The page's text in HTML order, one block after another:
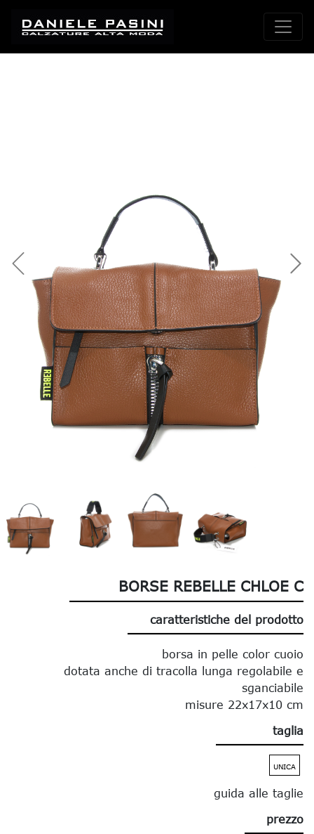
BORSE REBELLE CHLOE C
caratteristiche del prodotto
borsa in pelle color cuoio
dotata anche di tracolla lunga regolabile e
sganciabile
misure 22x17x10 cm
taglia
UNICA
guida alle taglie
prezzo